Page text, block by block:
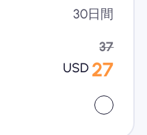
30日間
37
USD 27